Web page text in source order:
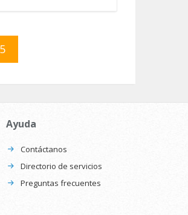
5
Ayuda
Contáctanos
Directorio de servicios
Preguntas frecuentes